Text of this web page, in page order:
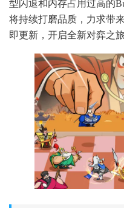
型闪退和内存占用过高的
将持续打磨品质，力求带
即更新，开启全新对弈之旅